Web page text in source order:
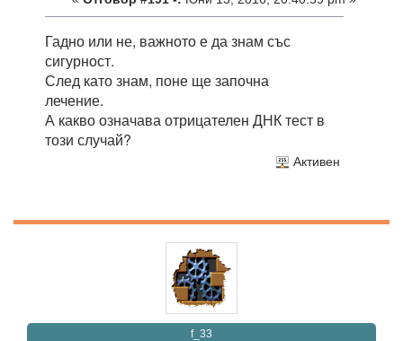
Гадно или не, важното е да знам със
сигурност.
След като знам, поне ще започна
лечение.
А какво означава отрицателен ДНК тест в
този случай?
Активен
f_33